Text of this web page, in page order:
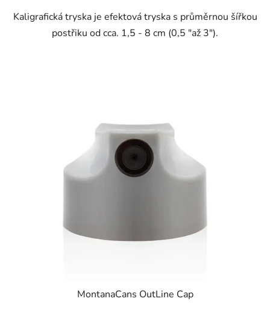
Kaligrafická tryska je efektová tryska s průměrnou šířkou
postřiku od cca. 1,5 - 8 cm (0,5 "až 3").
MontanaCans OutLine Cap